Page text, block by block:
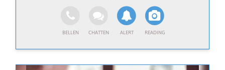
respect, eerlijkheid en licht.